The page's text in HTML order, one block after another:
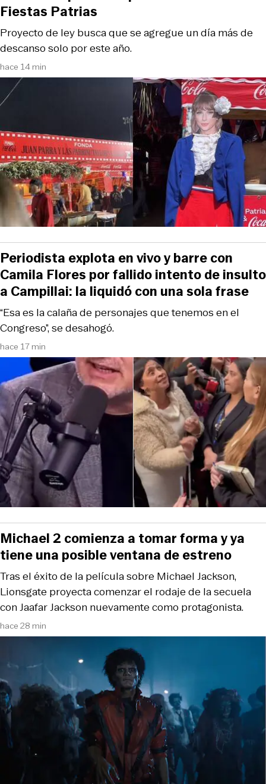
hace 14 min
Proyecto de ley busca que se agregue un día más de
descanso solo por este año.
Fiestas Patrias
hace 17 min
“Esa es la calaña de personajes que tenemos en el
Congreso”, se desahogó.
Periodista explota en vivo y barre con
Camila Flores por fallido intento de insulto
a Campillai: la liquidó con una sola frase
hace 28 min
Tras el éxito de la película sobre Michael Jackson,
Lionsgate proyecta comenzar el rodaje de la secuela
con Jaafar Jackson nuevamente como protagonista.
Michael 2 comienza a tomar forma y ya
tiene una posible ventana de estreno